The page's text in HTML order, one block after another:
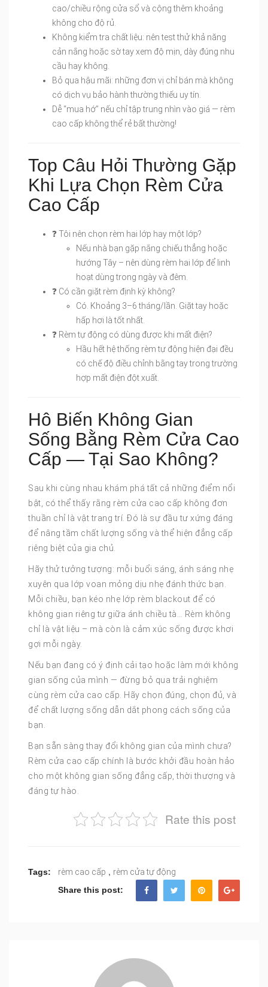
cao/chiều rộng cửa sổ và cộng thêm khoảng
không cho độ rủ.
Không kiểm tra chất liệu: nên test thử khả năng
cản nắng hoặc sờ tay xem độ mịn, dày đúng nhu
cầu hay không.
Bỏ qua hậu mãi: những đơn vị chỉ bán mà không
có dịch vụ bảo hành thường thiếu uy tín.
Dễ “mua hớ” nếu chỉ tập trung nhìn vào giá — rèm
cao cấp không thể rẻ bất thường!
Top Câu Hỏi Thường Gặp
Khi Lựa Chọn Rèm Cửa
Cao Cấp
❓ Tôi nên chọn rèm hai lớp hay một lớp?
Nếu nhà bạn gặp nắng chiếu thẳng hoặc
hướng Tây – nên dùng rèm hai lớp để linh
hoạt dùng trong ngày và đêm.
❓ Có cần giặt rèm định kỳ không?
Có. Khoảng 3–6 tháng/lần. Giặt tay hoặc
hấp hơi là tốt nhất.
❓ Rèm tự động có dùng được khi mất điện?
Hầu hết hệ thống rèm tự động hiện đại đều
có chế độ điều chỉnh bằng tay trong trường
hợp mất điện đột xuất.
Hô Biến Không Gian
Sống Bằng Rèm Cửa Cao
Cấp — Tại Sao Không?
Sau khi cùng nhau khám phá tất cả những điểm nổi
bật, có thể thấy rằng rèm cửa cao cấp không đơn
thuần chỉ là vật trang trí. Đó là sự đầu tư xứng đáng
để nâng tầm chất lượng sống và thể hiện đẳng cấp
riêng biệt của gia chủ.
Hãy thử tưởng tượng: mỗi buổi sáng, ánh sáng nhẹ
xuyên qua lớp voan mỏng dịu nhẹ đánh thức bạn.
Mỗi chiều, bạn kéo nhẹ lớp rèm blackout để có
không gian riêng tư giữa ánh chiều tà… Rèm không
chỉ là vật liệu – mà còn là cảm xúc sống được khơi
gợi mỗi ngày.
Nếu bạn đang có ý định cải tạo hoặc làm mới không
gian sống của mình — đừng bỏ qua trải nghiệm
cùng rèm cửa cao cấp. Hãy chọn đúng, chọn đủ, và
để chất lượng sống dẫn dắt phong cách sống của
bạn.
Bạn sẵn sàng thay đổi không gian của mình chưa?
Rèm cửa cao cấp chính là bước khởi đầu hoàn hảo
cho một không gian sống đẳng cấp, thời thượng và
đáng tự hào.
Rate this post
Tags: rèm cao cấp , rèm cửa tự động
Share this post: